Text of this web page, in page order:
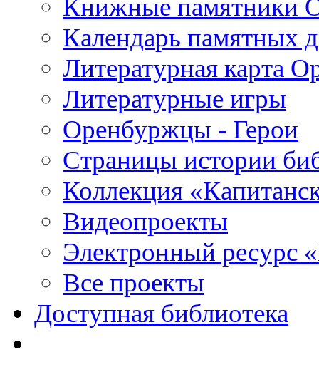
Книжные памятники
Календарь памятных
Литературная карта
Литературные игры
Оренбуржцы - Герои
Страницы истории
Коллекция
Видеопроекты
Электронный ресурс
Все проекты
Доступная библиотека